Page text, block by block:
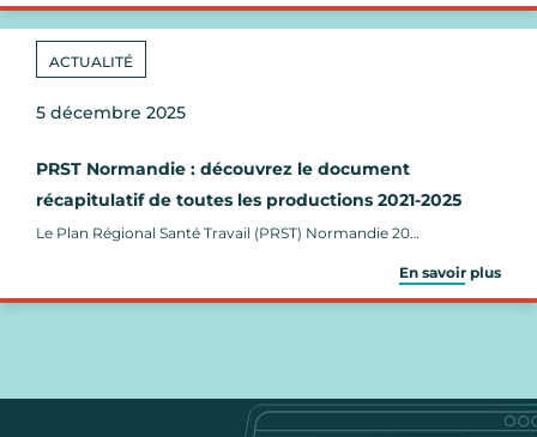
ACTUALITÉ
5 décembre 2025
PRST Normandie : découvrez le document
récapitulatif de toutes les productions 2021-2025
Le Plan Régional Santé Travail (PRST) Normandie 20…
En savoir plus